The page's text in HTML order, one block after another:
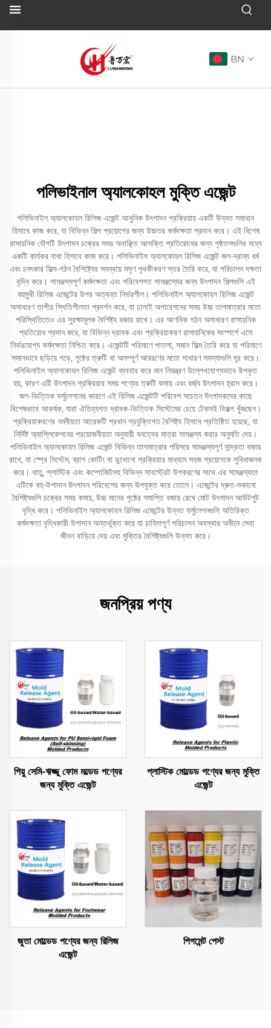
BN
পলিভাইনাল অ্যালকোহল মুক্তি এজেন্ট
পলিভিনাইল অ্যালকোহল রিলিজ এজেন্ট আধুনিক উৎপাদন প্রক্রিয়ায় একটি উন্নত সমাধান
হিসাবে কাজ করে, যা বিভিন্ন শিল্প প্রয়োগের জন্য উচ্চতর কর্মদক্ষতা প্রদান করে। এই বিশেষ
রাসায়নিক যৌগটি উৎপাদন চক্রের সময় অবাঞ্ছিত আসক্তি প্রতিরোধের জন্য পৃষ্ঠতলগুলির মধ্যে
একটি কার্যকর বাধা হিসাবে কাজ করে। পলিভিনাইল অ্যালকোহল রিলিজ এজেন্ট জল-দ্রাব্য ধর্ম
এবং চমৎকার ফিল্ম-গঠন বৈশিষ্ট্যের সমন্বয়ে মসৃণ পৃথকীকরণ স্তর তৈরি করে, যা পরিচালন দক্ষতা
বৃদ্ধি করে। সামঞ্জস্যপূর্ণ কর্মদক্ষতা এবং পরিবেশগত সামঞ্জস্যের জন্য উৎপাদন শিল্পগুলি এই
বহুমুখী রিলিজ এজেন্টের উপর অত্যন্ত নির্ভরশীল। পলিভিনাইল অ্যালকোহল রিলিজ এজেন্ট
অসাধারণ তাপীয় স্থিতিশীলতা প্রদর্শন করে, যা ঢালাই অপারেশনের সময় উচ্চ তাপমাত্রার মতো
পরিস্থিতিতেও এর সুরক্ষামূলক বৈশিষ্ট্য বজায় রাখে। এর আণবিক গঠন অসাধারণ রাসায়নিক
প্রতিরোধ প্রদান করে, যা বিভিন্ন দ্রাবক এবং প্রক্রিয়াকরণ রাসায়নিকের সংস্পর্শে এসে
নির্ভরযোগ্য কর্মদক্ষতা নিশ্চিত করে। এজেন্টটি পরিমাণে পাতলা, সমান ফিল্ম তৈরি করে যা পরিমাণে
সমানভাবে ছড়িয়ে পড়ে, পৃষ্ঠের ত্রুটি বা অসম্পূর্ণ আবরণের মতো সাধারণ সমস্যাগুলি দূর করে।
পলিভিনাইল অ্যালকোহল রিলিজ এজেন্ট ব্যবহার করে মান নিয়ন্ত্রণ উল্লেখযোগ্যভাবে উপকৃত
হয়, কারণ এটি উৎপাদন প্রক্রিয়ার সময় পণ্যের ত্রুটি কমায় এবং বর্জ্য উৎপাদন হ্রাস করে।
জল-ভিত্তিক ফর্মুলেশনের কারণে এই রিলিজ এজেন্টটি পরিবেশ সচেতন উৎপাদকদের কাছে
বিশেষভাবে আকর্ষক, যারা ঐতিহ্যগত দ্রাবক-ভিত্তিক সিস্টেমের চেয়ে টেকসই বিকল্প খুঁজছেন।
প্রক্রিয়াকরণের নমনীয়তা আরেকটি প্রধান প্রযুক্তিগত বৈশিষ্ট্য হিসাবে প্রতিষ্ঠিত হয়েছে, যা
নির্দিষ্ট অ্যাপ্লিকেশনের প্রয়োজনীয়তা অনুযায়ী ঘনত্বের মাত্রা সামঞ্জস্য করার অনুমতি দেয়।
পলিভিনাইল অ্যালকোহল রিলিজ এজেন্ট বিভিন্ন তাপমাত্রার পরিসরে সামঞ্জস্যপূর্ণ সান্দ্রতা বজায়
রাখে, যা স্প্রে সিস্টেম, ব্রাশ কোটিং বা ডুবোনো প্রক্রিয়ার মাধ্যমে সহজ প্রয়োগকে সুবিধাজনক
করে। ধাতু, প্লাস্টিক এবং কম্পোজিটসহ বিভিন্ন সাবস্ট্রেট উপকরণের সাথে এর সামঞ্জস্যতা
এটিকে বহু-উপাদান উৎপাদন পরিবেশের জন্য উপযুক্ত করে তোলে। এজেন্টের দ্রুত-শুকানো
বৈশিষ্ট্যগুলি চক্রের সময় কমায়, উচ্চ মানের পৃষ্ঠের সমাপ্তি বজায় রেখে মোট উৎপাদন আউটপুট
বৃদ্ধি করে। পলিভিনাইল অ্যালকোহল রিলিজ এজেন্টের উন্নত ফর্মুলেশনগুলি অতিরিক্ত
কর্মদক্ষতা বৃদ্ধিকারী উপাদান অন্তর্ভুক্ত করে যা চাহিদাপূর্ণ পরিচালন অবস্থার অধীনে সেবা
জীবন বাড়িয়ে দেয় এবং মুক্তির বৈশিষ্ট্যগুলি উন্নত করে।
জনপ্রিয় পণ্য
পিয়ু সেমি-ঋজ্জু ফোম মল্ডেড পণ্যের
জন্য মুক্তি এজেন্ট
প্লাস্টিক মোল্ডেড পণ্যের জন্য মুক্তি
এজেন্ট
জুতা মোল্ডেড পণ্যের জন্য রিলিজ
এজেন্ট
পিগমেন্ট পেস্ট